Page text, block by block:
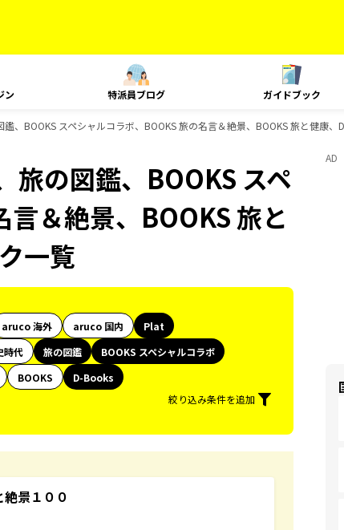
ン 特派員ブログ ガイドブック
、BOOKS スペシャルコラボ、BOOKS 旅の名言＆絶景、BOOKS 旅と健康
の図鑑、BOOKS スペ
＆絶景、BOOKS 旅と
一覧
aruco 海外 aruco 国内
Plat
時代 旅の図鑑
BOOKS スペシャルコラボ
BOOKS
D-Books
絞り込み条件を追加
景１００
AD